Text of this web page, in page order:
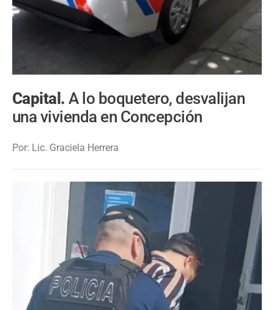
Capital.A lo boquetero, desvalijan
una vivienda en Concepción
Por: Lic. Graciela Herrera